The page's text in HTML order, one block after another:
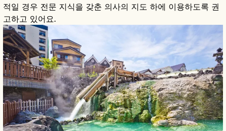
적일 경우 전문 지식을 갖춘 의사의 지도 하에 이용하도록 권
고하고 있어요.